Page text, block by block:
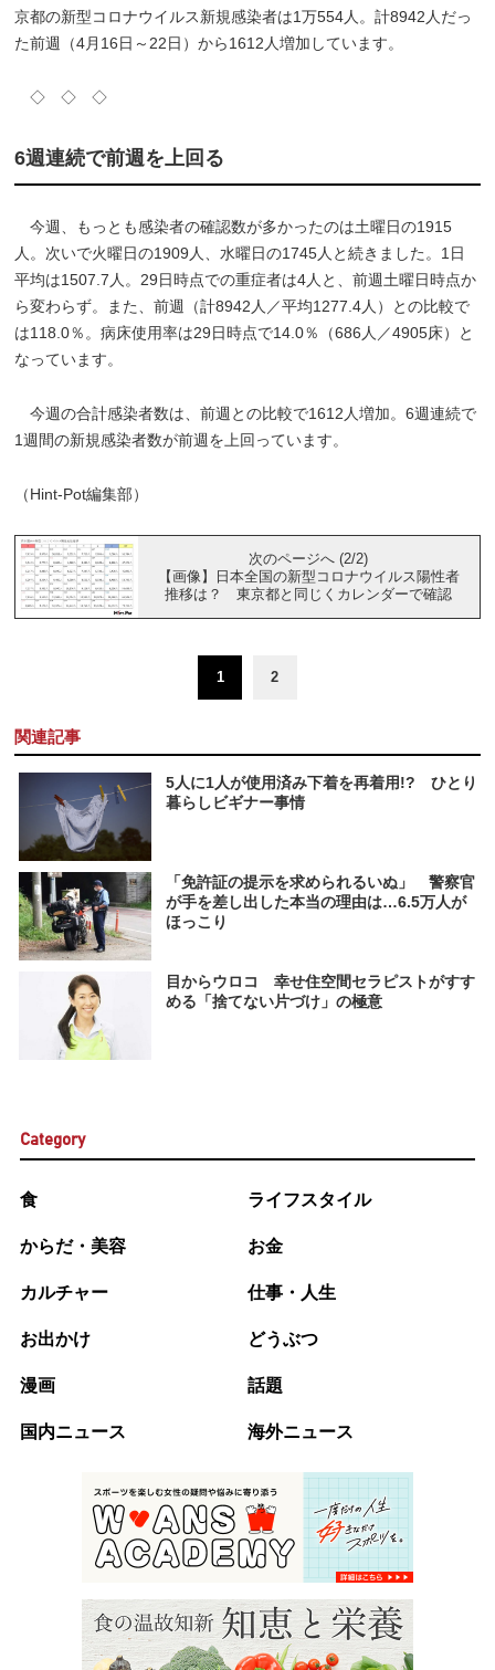
京都の新型コロナウイルス新規感染者は1万554人。計8942人だっ
た前週（4月16日～22日）から1612人増加しています。
◇ ◇ ◇
6週連続で前週を上回る
今週、もっとも感染者の確認数が多かったのは土曜日の1915
人。次いで火曜日の1909人、水曜日の1745人と続きました。1日
平均は1507.7人。29日時点での重症者は4人と、前週土曜日時点か
ら変わらず。また、前週（計8942人／平均1277.4人）との比較で
は118.0％。病床使用率は29日時点で14.0％（686人／4905床）と
なっています。
今週の合計感染者数は、前週との比較で1612人増加。6週連続で
1週間の新規感染者数が前週を上回っています。
（Hint-Pot編集部）
次のページへ (2/2)
【画像】日本全国の新型コロナウイルス陽性者
推移は？ 東京都と同じくカレンダーで確認
1 2
関連記事
5人に1人が使用済み下着を再着用!? ひとり
暮らしビギナー事情
「免許証の提示を求められるいぬ」 警察官
が手を差し出した本当の理由は…6.5万人が
ほっこり
目からウロコ 幸せ住空間セラピストがすす
める「捨てない片づけ」の極意
Category
食 ライフスタイル
からだ・美容 お金
カルチャー 仕事・人生
お出かけ どうぶつ
漫画 話題
国内ニュース 海外ニュース